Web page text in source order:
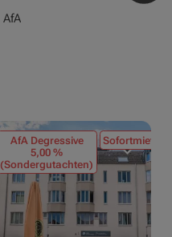
AfA
AfA Degressive
5,00 %
(Sondergutachten)
Sofortmiete